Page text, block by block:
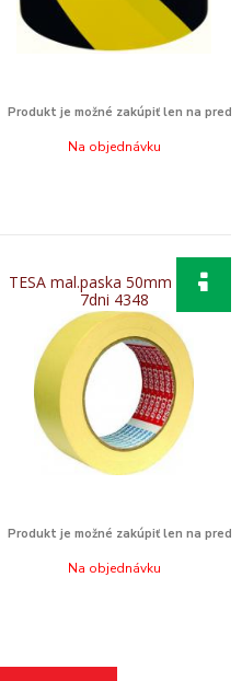
Na objednávku
TESA mal.paska 50mm x 50m
7dni 4348
Na objednávku